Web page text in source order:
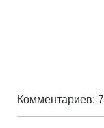
Комментариев: 7